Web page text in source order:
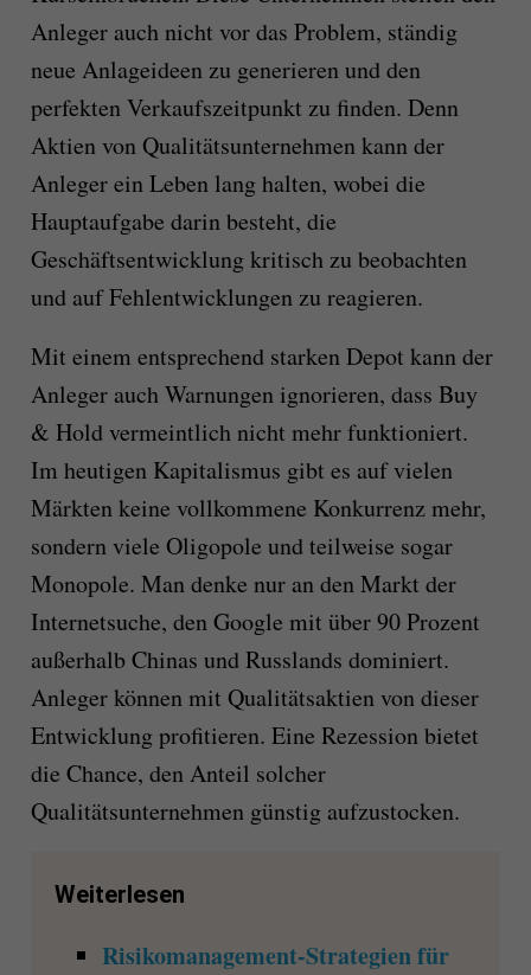
Anleger auch nicht vor das Problem, ständig
neue Anlageideen zu generieren und den
perfekten Verkaufszeitpunkt zu finden. Denn
Aktien von Qualitätsunternehmen kann der
Anleger ein Leben lang halten, wobei die
Hauptaufgabe darin besteht, die
Geschäftsentwicklung kritisch zu beobachten
und auf Fehlentwicklungen zu reagieren.
Mit einem entsprechend starken Depot kann der
Anleger auch Warnungen ignorieren, dass Buy
& Hold vermeintlich nicht mehr funktioniert.
Im heutigen Kapitalismus gibt es auf vielen
Märkten keine vollkommene Konkurrenz mehr,
sondern viele Oligopole und teilweise sogar
Monopole. Man denke nur an den Markt der
Internetsuche, den Google mit über 90 Prozent
außerhalb Chinas und Russlands dominiert.
Anleger können mit Qualitätsaktien von dieser
Entwicklung profitieren. Eine Rezession bietet
die Chance, den Anteil solcher
Qualitätsunternehmen günstig aufzustocken.
Weiterlesen
Risikomanagement-Strategien für